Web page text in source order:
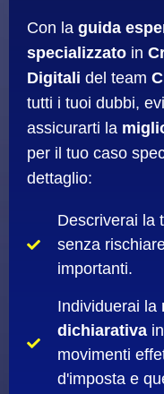
Con la guida
specializzato in
Digitali del team
tutti i tuoi dubbi,
assicurarti la
per il tuo caso
dettaglio:
Descriverai la
senza
importanti.
Individuerai la
dichiarativain
movimenti
d'imposta e